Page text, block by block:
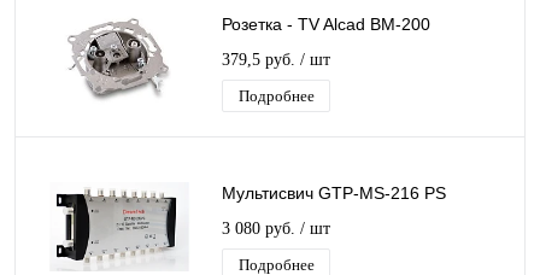
Розетка - TV Alcad ВМ-200
379,5 руб. / шт
Подробнее
Мультисвич GTP-MS-216 PS
3 080 руб. / шт
Подробнее